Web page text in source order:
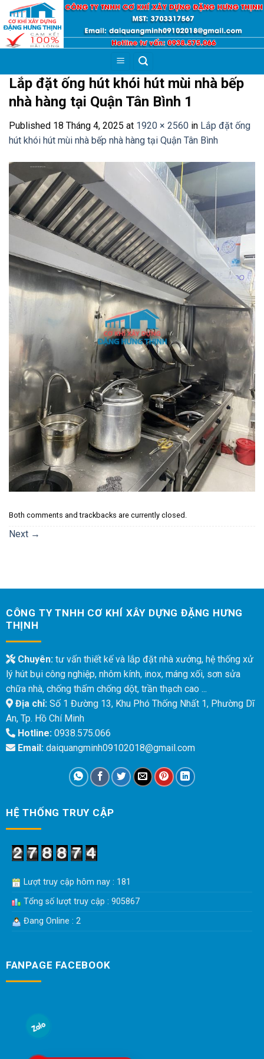
Skip
content
Lắp đặt ống hút khói hút mùi nhà bếp
nhà hàng tại Quận Tân Bình 1
Published 18 Tháng 4, 2025 at 1920 × 2560 in Lắp đặt ống
hút khói hút mùi nhà bếp nhà hàng tại Quận Tân Bình
Both comments and trackbacks are currently closed.
Next →
CÔNG TY TNHH CƠ KHÍ XÂY DỰNG ĐẶNG HƯNG
THỊNH
Chuyên:tư vấn thiết kế và lắp đặt nhà xưởng, hệ thống xử
lý hút bụi công nghiệp, nhôm kính, inox, máng xối, sơn sửa
chữa nhà, chống thấm chống dột, trần thạch cao ...
Địa chỉ:Số 1 Đường 13, Khu Phó Thống Nhất 1, Phường Dĩ
An, Tp. Hồ Chí Minh
Hotline:0938.575.066
Email:daiquangminh09102018@gmail.com
HỆ THỐNG TRUY CẬP
Lượt truy cập hôm nay : 181
Tổng số lượt truy cập : 905867
Đang Online : 2
FANPAGE FACEBOOK